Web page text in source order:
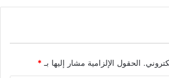
الحقول الإلزامية مشار إليها بـ *